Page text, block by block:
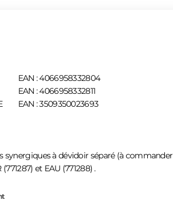
EAN : 4066958332804
EAN : 4066958332811
EAN : 3509350023693
à dévidoir séparé (à commander
et EAU (771288) .